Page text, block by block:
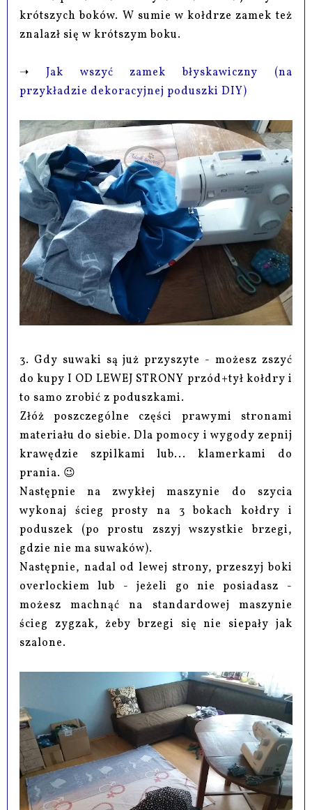
krótszych boków. W sumie w kołdrze zamek też
znalazł się w krótszym boku.
➝ Jak wszyć zamek błyskawiczny (na
przykładzie dekoracyjnej poduszki DIY)
3. Gdy suwaki są już przyszyte - możesz zszyć
do kupy I OD LEWEJ STRONY przód+tył kołdry i
to samo zrobić z poduszkami.
Złóż poszczególne części prawymi stronami
materiału do siebie. Dla pomocy i wygody zepnij
krawędzie szpilkami lub... klamerkami do
prania. 😉
Następnie na zwykłej maszynie do szycia
wykonaj ścieg prosty na 3 bokach kołdry i
poduszek (po prostu zszyj wszystkie brzegi,
gdzie nie ma suwaków).
Następnie, nadal od lewej strony, przeszyj boki
overlockiem lub - jeżeli go nie posiadasz -
możesz machnąć na standardowej maszynie
ścieg zygzak, żeby brzegi się nie siepały jak
szalone.